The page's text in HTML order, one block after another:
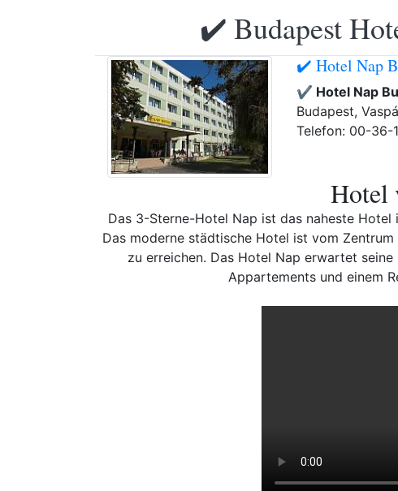
✔️ Budapest
✔️ Hotel Nap
✔️ Hotel Nap
Budapest,
Telefon: 00-36-
Hotel
Das 3-Sterne-Hotel Nap ist das naheste
Das moderne städtische Hotel ist vom
zu erreichen. Das Hotel Nap erwartet
Appartements und einem